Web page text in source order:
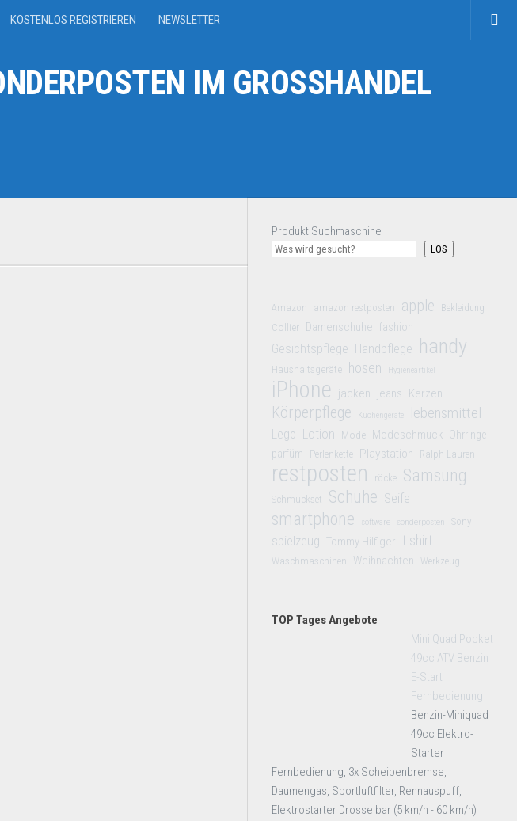
KOSTENLOS REGISTRIEREN NEWSLETTER
IM GROSSHANDEL
Produkt Suchmaschine
LOS
Amazon amazon restposten apple Bekleidung
Collier Damenschuhe fashion
Gesichtspflege Handpflege handy
Haushaltsgeräte hosen Hygieneartikel
iPhone jacken jeans Kerzen
Körperpflege Küchengeräte lebensmittel
Lego Lotion Mode Modeschmuck Ohrringe
parfüm
Perlenkette Playstation Ralph Lauren
restposten röcke Samsung
Schmuckset Schuhe Seife
smartphone software sonderposten Sony
spielzeug Tommy Hilfiger t shirt
Waschmaschinen Weihnachten Werkzeug
TOP Tages Angebote
Mini Quad Pocket
49cc ATV Benzin
E-Start
Fernbedienung
Benzin-Miniquad
49cc Elektro-
Starter
Fernbedienung, 3x Scheibenbremse,
Daumengas, Sportluftfilter, Rennauspuff,
Elektrostarter Drosselbar (5 km/h - 60 km/h)